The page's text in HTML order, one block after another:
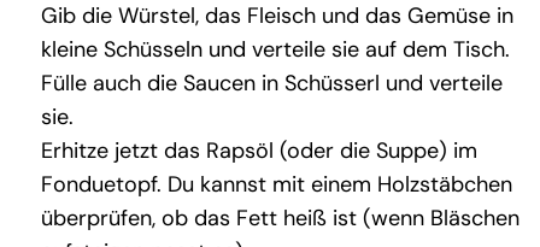
Gib die Würstel, das Fleisch und das Gemüse in
kleine Schüsseln und verteile sie auf dem Tisch.
Fülle auch die Saucen in Schüsserl und verteile
sie.
Erhitze jetzt das Rapsöl (oder die Suppe) im
Fonduetopf. Du kannst mit einem Holzstäbchen
überprüfen, ob das Fett heiß ist (wenn Bläschen